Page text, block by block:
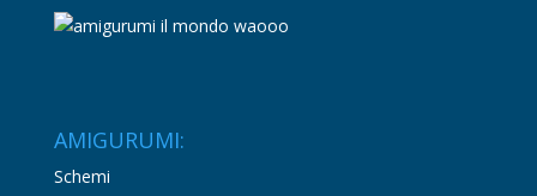
AMIGURUMI:
Schemi